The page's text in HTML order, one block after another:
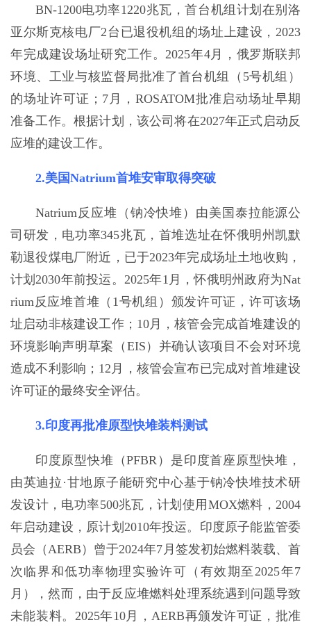
BN-1200电功率1220兆瓦，首台机组计划在别洛
亚尔斯克核电厂2台已退役机组的场址上建设，2023
年完成建设场址研究工作。2025年4月，俄罗斯联邦
环境、工业与核监督局批准了首台机组（5号机组）
的场址许可证；7月，ROSATOM批准启动场址早期
准备工作。根据计划，该公司将在2027年正式启动反
应堆的建设工作。
2.美国Natrium首堆安审取得突破
Natrium反应堆（钠冷快堆）由美国泰拉能源公
司研发，电功率345兆瓦，首堆选址在怀俄明州凯默
勒退役煤电厂附近，已于2023年完成场址土地收购，
计划2030年前投运。2025年1月，怀俄明州政府为Nat
rium反应堆首堆（1号机组）颁发许可证，许可该场
址启动非核建设工作；10月，核管会完成首堆建设的
环境影响声明草案（EIS）并确认该项目不会对环境
造成不利影响；12月，核管会宣布已完成对首堆建设
许可证的最终安全评估。
3.印度再批准原型快堆装料测试
印度原型快堆（PFBR）是印度首座原型快堆，
由英迪拉·甘地原子能研究中心基于钠冷快堆技术研
发设计，电功率500兆瓦，计划使用MOX燃料，2004
年启动建设，原计划2010年投运。印度原子能监管委
员会（AERB）曾于2024年7月签发初始燃料装载、首
次临界和低功率物理实验许可（有效期至2025年7
月），然而，由于反应堆燃料处理系统遇到问题导致
未能装料。2025年10月，AERB再颁发许可证，批准